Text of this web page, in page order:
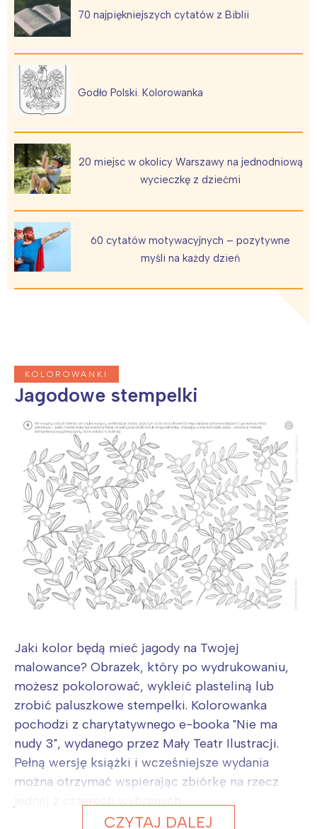
70 najpiękniejszych cytatów z Biblii
Godło Polski. Kolorowanka
20 miejsc w okolicy Warszawy na jednodniową
wycieczkę z dziećmi
60 cytatów motywacyjnych – pozytywne
myśli na każdy dzień
KOLOROWANKI
Jagodowe stempelki
Jaki kolor będą mieć jagody na Twojej
malowance? Obrazek, który po wydrukowaniu,
możesz pokolorować, wykleić plasteliną lub
zrobić paluszkowe stempelki. Kolorowanka
pochodzi z charytatywnego e-booka "Nie ma
nudy 3", wydanego przez Mały Teatr Ilustracji.
Pełną wersję książki i wcześniejsze wydania
można otrzymać wspierając zbiórkę na rzecz
CZYTAJ DALEJ
Interesują mnie wydarzenia z
tego regionu:
Wrocław
Wybieram